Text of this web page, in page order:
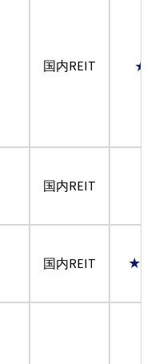
国内REIT
国内REIT
国内REIT